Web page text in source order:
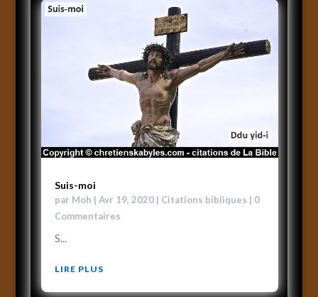
Suis-moi
par Moh | Avr 19, 2020| Citations bibliques | 0
Commentaires
S...
LIRE PLUS